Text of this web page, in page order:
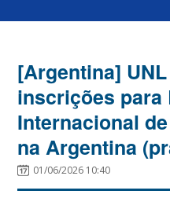
[Argentina]
inscrições para
Internacional
na Argentina
01/06/2026 10:40